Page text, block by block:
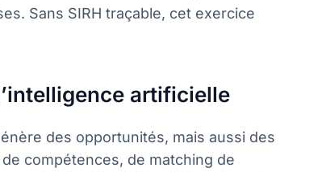
Sans SIRH traçable, cet exercice
artificielle
des opportunités, mais aussi des
compétences, de matching de